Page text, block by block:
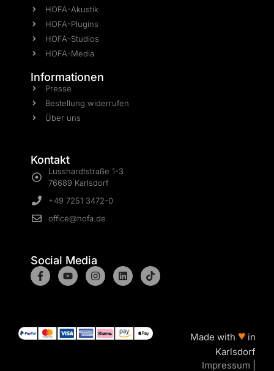
HOFA-Akustik
HOFA-Plugins
HOFA-Studios
HOFA-Media
Informationen
Presse
Bestellung widerrufen
Über uns
Kontakt
Lusshardtstraße 1-3
76689 Karlsdorf
+49 7251 3472-0
office@hofa.de
Social Media
Made with ♥ in
Karlsdorf
Impressum